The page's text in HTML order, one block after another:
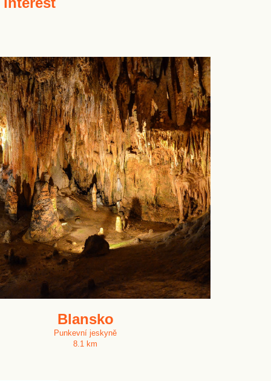
Blansko
Punkevní jeskyně
8.1 km